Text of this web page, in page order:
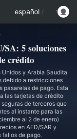
español /
de crédito
5 soluciones
crédito
Unidos y Arabia Saudita
debido a restricciones
de pago. Esta
las tarjetas de crédito
de terceros que
al instante para las
al 2 de enero)
en AED/SAR y
fallos de pago.